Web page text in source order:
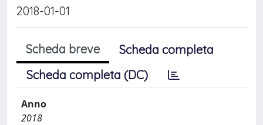
2018-01-01
Scheda breve
Scheda completa
Scheda completa (DC)
Anno
2018